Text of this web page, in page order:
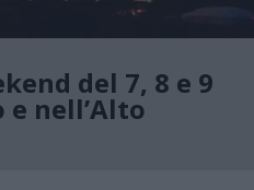
del 7, 8 e 9
e nell’Alto